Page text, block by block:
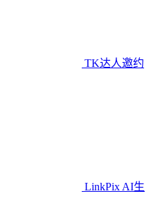
TK达人邀约
LinkPix AI生